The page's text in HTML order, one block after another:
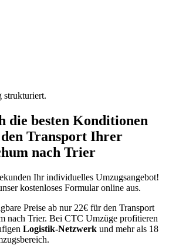
strukturiert.
die besten Konditionen
Transport Ihrer
nach Trier
Ihr individuelles Umzugsangebot!
kostenloses Formular online aus.
Preise ab nur 22€ für den Transport
nach Trier. Bei CTC Umzüge profitieren
Logistik-Netzwerk und mehr als 18